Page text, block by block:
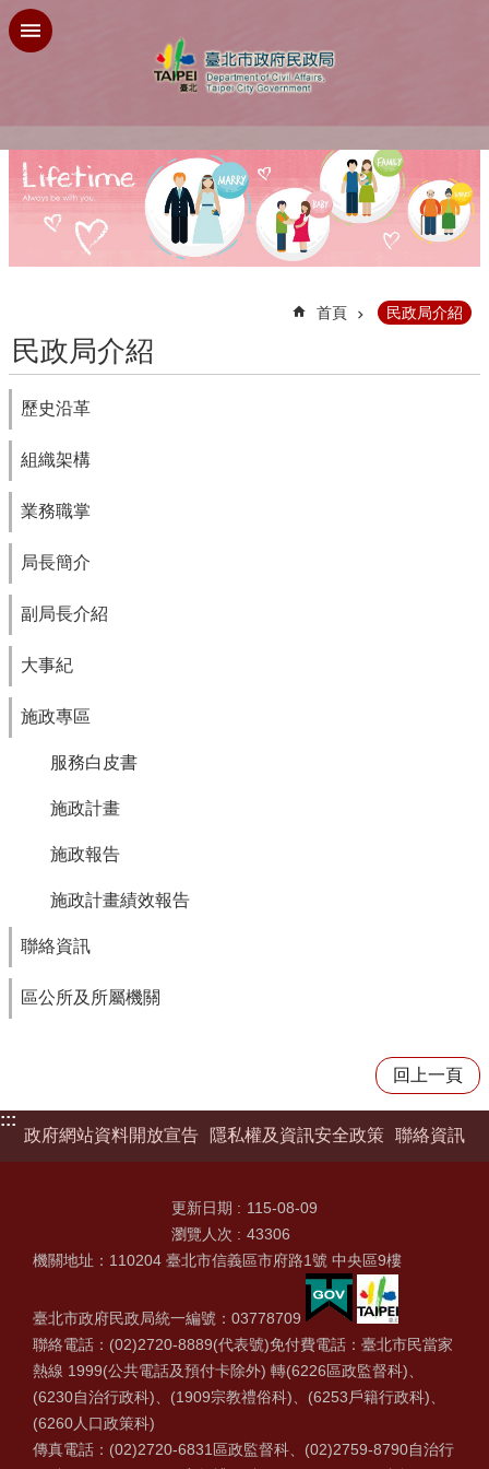
跳到主要內容區塊
首頁 民政局介紹
民政局介紹
歷史沿革
組織架構
業務職掌
局長簡介
副局長介紹
大事紀
施政專區
服務白皮書
施政計畫
施政報告
施政計畫績效報告
聯絡資訊
區公所及所屬機關
回上一頁
:::
政府網站資料開放宣告
隱私權及資訊安全政策 聯絡資訊
更新日期
115-08-09
瀏覽人次
43306
機關地址：110204 臺北市信義區市府路1號 中央區9樓
臺北市政府民政局統一編號：03778709
聯絡電話：(02)2720-8889(代表號)免付費電話：臺北市民當家
熱線 1999(公共電話及預付卡除外) 轉(6226區政監督科)、
(6230自治行政科)、(1909宗教禮俗科)、(6253戶籍行政科)、
(6260人口政策科)
傳真電話：(02)2720-6831區政監督科、(02)2759-8790自治行